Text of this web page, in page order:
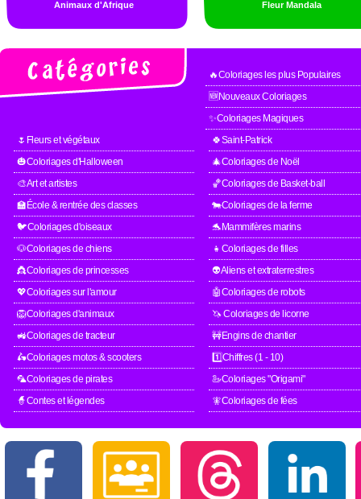
Animaux d'Afrique Fleur Mandala
🔥Coloriages les plus Populaires
🆕Nouveaux Coloriages
✨Coloriages Magiques
🌷Fleurs et végétaux
🍀Saint-Patrick
🎃Coloriages d'Halloween
🎄Coloriages de Noël
🎨Art et artistes
🏀Coloriages de Basket-ball
🏫École & rentrée des classes
🐄Coloriages de la ferme
🐦Coloriages d'oiseaux
🐬Mammifères marins
🐶Coloriages de chiens
👧Coloriages de filles
👸Coloriages de princesses
👽Aliens et extraterrestres
💖Coloriages sur l'amour
🤖Coloriages de robots
🦁Coloriages d'animaux
🦄 Coloriages de licorne
🚜Coloriages de tracteur
🚧Engins de chantier
🛵Coloriages motos & scooters
1️⃣Chiffres (1 - 10)
🦜Coloriages de pirates
🦢Coloriages "Origami"
🧙Contes et légendes
🧚Coloriages de fées